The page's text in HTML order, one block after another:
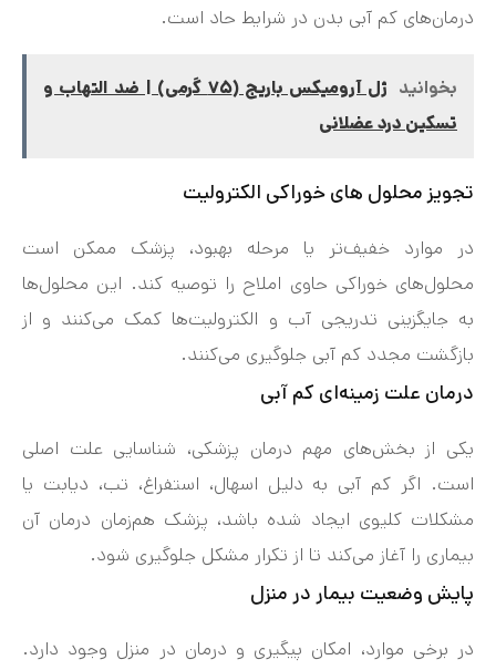
درمان‌های کم‌ آبی بدن در شرایط حاد است.
بخوانید
ژل آرومیکس باریج (۷۵ گرمی) | ضد التهاب و
تسکین درد عضلانی
تجویز محلول‌ های خوراکی الکترولیت
در موارد خفیف‌تر یا مرحله بهبود، پزشک ممکن است
محلول‌های خوراکی حاوی املاح را توصیه کند. این محلول‌ها
به جایگزینی تدریجی آب و الکترولیت‌ها کمک می‌کنند و از
بازگشت مجدد کم‌ آبی جلوگیری می‌کنند.
درمان علت زمینه‌ای کم‌ آبی
یکی از بخش‌های مهم درمان پزشکی، شناسایی علت اصلی
است. اگر کم‌ آبی به دلیل اسهال، استفراغ، تب، دیابت یا
مشکلات کلیوی ایجاد شده باشد، پزشک هم‌زمان درمان آن
بیماری را آغاز می‌کند تا از تکرار مشکل جلوگیری شود.
پایش وضعیت بیمار در منزل
در برخی موارد، امکان پیگیری و درمان در منزل وجود دارد.